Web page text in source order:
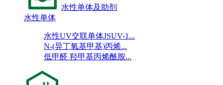
水性单体及助剂
水性单体
水性UV交联单体JSUV-1...
N-(异丁氧基甲基)丙烯...
低甲醛 羟甲基丙烯酰胺...